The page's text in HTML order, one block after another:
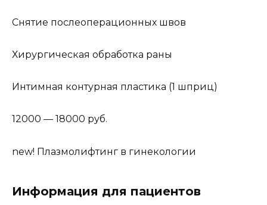
Снятие послеоперационных швов
Хирургическая обработка раны
Интимная контурная пластика (1 шприц)
12000 — 18000 руб.
new! Плазмолифтинг в гинекологии
Информация для пациентов